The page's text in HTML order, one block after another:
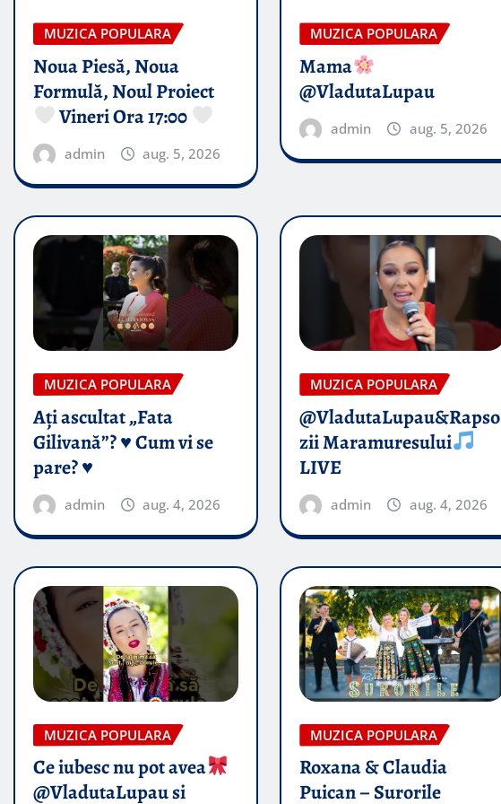
MUZICA POPULARA
Noua Piesă, Noua
Formulă, Noul Proiect
Vineri Ora 17:00
admin aug. 5, 2026
MUZICA POPULARA
Mama
@VladutaLupau
admin aug. 5, 2026
MUZICA POPULARA
Ați ascultat „Fata
Gilivană”? ♥️ Cum vi se
pare? ♥️
admin aug. 4, 2026
MUZICA POPULARA
@VladutaLupau&Rapso
zii Maramuresului
LIVE
admin aug. 4, 2026
MUZICA POPULARA
Ce iubesc nu pot avea
@VladutaLupau si
MUZICA POPULARA
Roxana & Claudia
Puican – Surorile